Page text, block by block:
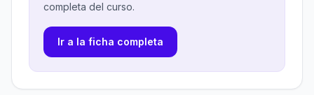
completa del curso.
Ir a la ficha completa